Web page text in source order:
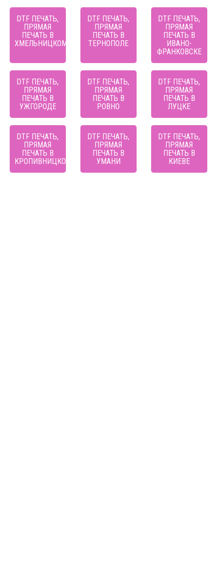
DTF ПЕЧАТЬ,
ПРЯМАЯ
ПЕЧАТЬ В
ХМЕЛЬНИЦКОМ
DTF ПЕЧАТЬ,
ПРЯМАЯ
ПЕЧАТЬ В
ТЕРНОПОЛЕ
DTF ПЕЧАТЬ,
ПРЯМАЯ
ПЕЧАТЬ В
ИВАНО-
ФРАНКОВСКЕ
DTF ПЕЧАТЬ,
ПРЯМАЯ
ПЕЧАТЬ В
УЖГОРОДЕ
DTF ПЕЧАТЬ,
ПРЯМАЯ
ПЕЧАТЬ В
РОВНО
DTF ПЕЧАТЬ,
ПРЯМАЯ
ПЕЧАТЬ В
ЛУЦКЕ
DTF ПЕЧАТЬ,
ПРЯМАЯ
ПЕЧАТЬ В
КРОПИВНИЦКОМ
DTF ПЕЧАТЬ,
ПРЯМАЯ
ПЕЧАТЬ В
УМАНИ
DTF ПЕЧАТЬ,
ПРЯМАЯ
ПЕЧАТЬ В
КИЕВЕ